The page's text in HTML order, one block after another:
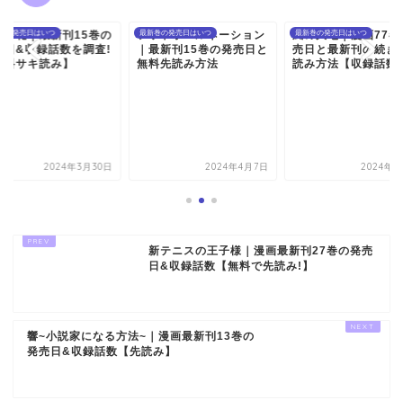
の発売日はいつ
トボールネーション
新刊15巻の発売日と
先読み方法
2024年4月7日
最新巻の発売日はいつ
風の大地｜漫画77巻の発
売日と最新刊の続き無料
読み方法【収録話数】
2024年4月7日
最新巻の発売日はいつ
高嶺と花｜最新刊15
発売日&収録話数を
【無料サキ読み】
2024年3
新テニスの王子様｜漫画最新刊27巻の発売
日&収録話数【無料で先読み!】
響~小説家になる方法~｜漫画最新刊13巻の
発売日&収録話数【先読み】